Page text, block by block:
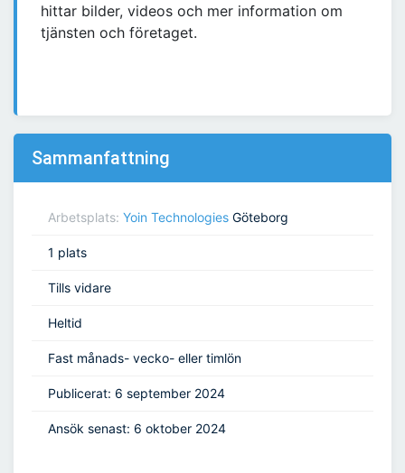
hittar bilder, videos och mer information om
tjänsten och företaget.
Sammanfattning
Arbetsplats: Yoin Technologies Göteborg
1 plats
Tills vidare
Heltid
Fast månads- vecko- eller timlön
Publicerat: 6 september 2024
Ansök senast: 6 oktober 2024